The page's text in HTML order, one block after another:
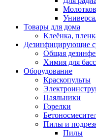
Товары для дома
Клеёнка,
Дезинфицирующие
Общая
Химия для
Оборудование
Краскопульты
Паяльники
Горелки
Пилы и
Пилы